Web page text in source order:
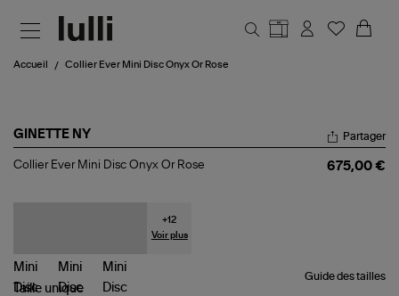
Accueil Collier Ever Mini Disc Onyx Or Rose
GINETTE NY
Collier
Partager
Collier Ever Mini Disc Onyx Or Rose 675,00 €
+12
Voir plus
Guide des tailles
Taille unique